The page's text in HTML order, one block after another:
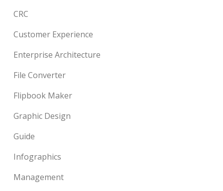
CRC
Customer Experience
Enterprise Architecture
File Converter
Flipbook Maker
Graphic Design
Guide
Infographics
Management